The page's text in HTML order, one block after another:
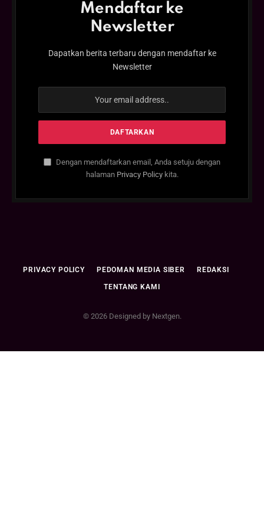
Mendaftar ke
Newsletter
Dapatkan berita terbaru dengan mendaftar ke
Newsletter
Dengan mendaftarkan email, Anda setuju dengan
halaman Privacy Policykita.
PRIVACY POLICY PEDOMAN MEDIA SIBER REDAKSI
TENTANG KAMI
© 2026 Designed by Nextgen.